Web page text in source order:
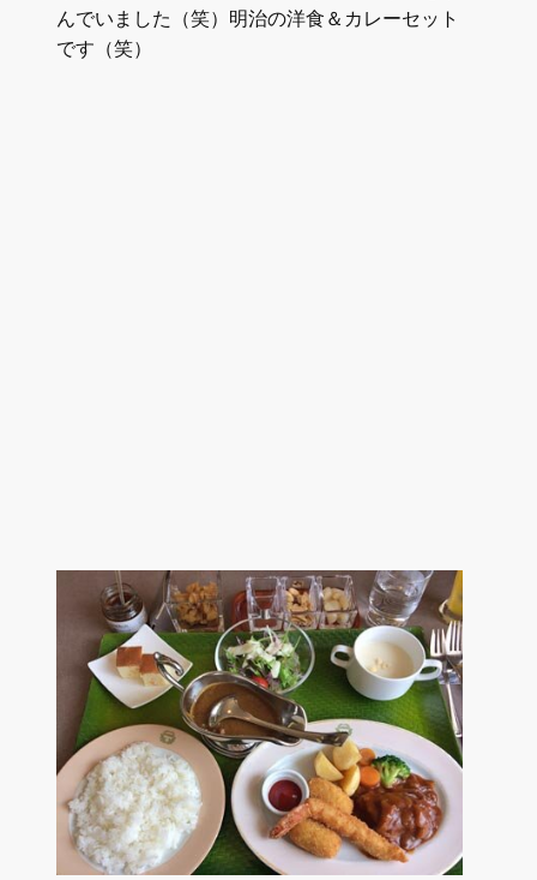
んでいました（笑）明治の洋食＆カレーセット
です（笑）